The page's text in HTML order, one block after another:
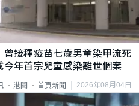
曾接種疫苗七歲男童染甲流死
年首宗兒童感染離世個案
港聞 首頁新聞 2026年08月04日